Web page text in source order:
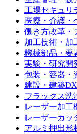
工場セキュリ
医療・介護・
働き方改革・
加工技術・加
機械部品・要
実験・研究開
包装・容器・
建設・建築DX
フラックス洗
レーザー加工
レーザーカッ
アルミ押出形